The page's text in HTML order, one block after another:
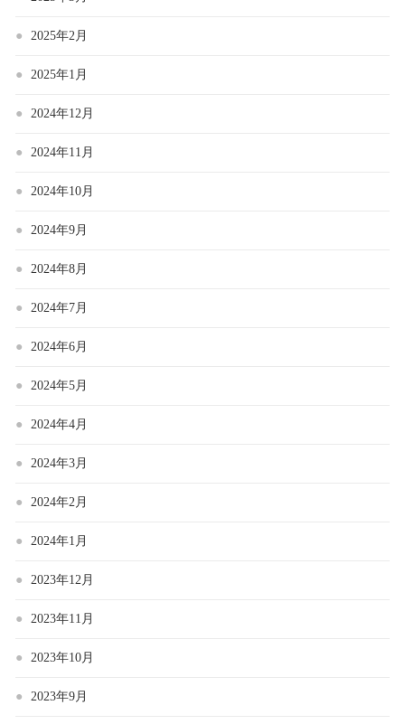
2025年2月
2025年1月
2024年12月
2024年11月
2024年10月
2024年9月
2024年8月
2024年7月
2024年6月
2024年5月
2024年4月
2024年3月
2024年2月
2024年1月
2023年12月
2023年11月
2023年10月
2023年9月